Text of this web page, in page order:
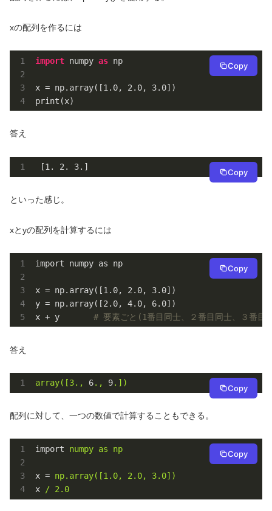
xの配列を作るには
import numpy as np
x = np.array([1.0, 2.0, 3.0])
print(x)
Copy
答え
[1. 2. 3. ]
Copy
といった感じ。
xとyの配列を計算するには
import numpy as np
x = np.array([1.0, 2.0, 3.0])
y = np.array([2.0, 4.0, 6.0])
x + y # 要素ごと(1番目同士、２番目同士、３番目
Copy
答え
array([3., 6., 9.])
Copy
配列に対して、一つの数値で計算することもできる。
import numpy as np
x = np.array([1.0, 2.0, 3.0])
x
/ 2.0
Copy